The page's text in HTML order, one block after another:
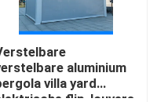
aluminium
villa yard
flip-louvers